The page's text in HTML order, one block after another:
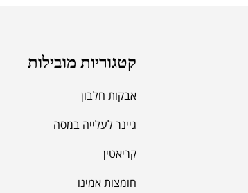
קטגוריות מובילות
אבקות חלבון
גיינר לעלייה במסה
קריאטין
חומצות אמינו